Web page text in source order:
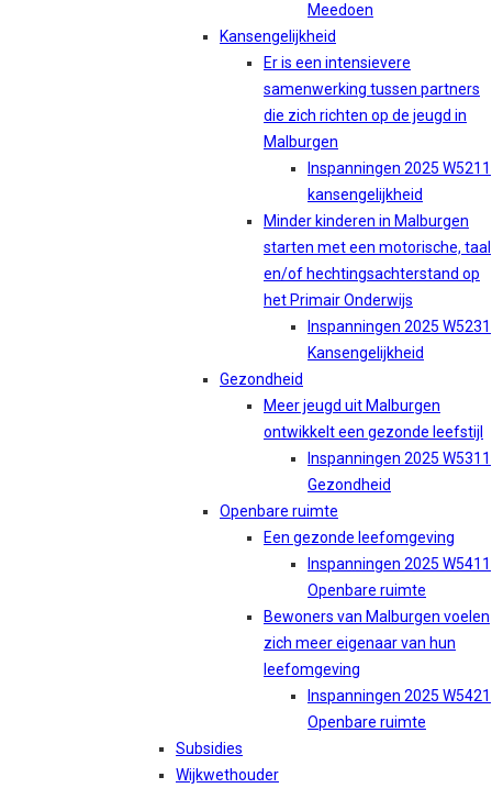
Meedoen
Kansengelijkheid
Er is een intensievere
samenwerking tussen partners
die zich richten op de jeugd in
Malburgen
Inspanningen 2025 W5211
kansengelijkheid
Minder kinderen in Malburgen
starten met een motorische, taal
en/of hechtingsachterstand op
het Primair Onderwijs
Inspanningen 2025 W5231
Kansengelijkheid
Gezondheid
Meer jeugd uit Malburgen
ontwikkelt een gezonde leefstijl
Inspanningen 2025 W5311
Gezondheid
Openbare ruimte
Een gezonde leefomgeving
Inspanningen 2025 W5411
Openbare ruimte
Bewoners van Malburgen voelen
zich meer eigenaar van hun
leefomgeving
Inspanningen 2025 W5421
Openbare ruimte
Subsidies
Wijkwethouder